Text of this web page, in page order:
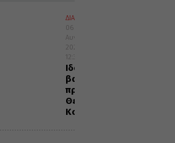
ΔΙΑΛΟΓΟΣ
06
Αυγούστου
2026
12:32
Ιδού
βαδίζω
προς
Θεία
Κοινωνία